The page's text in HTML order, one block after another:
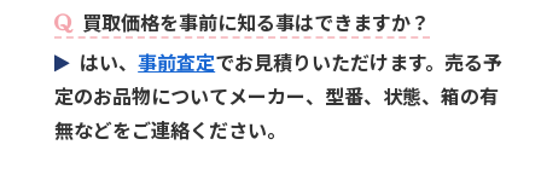
買取価格を事前に知る事はできますか？
はい、事前査定でお見積りいただけます。売る予
定のお品物についてメーカー、型番、状態、箱の有
無などをご連絡ください。